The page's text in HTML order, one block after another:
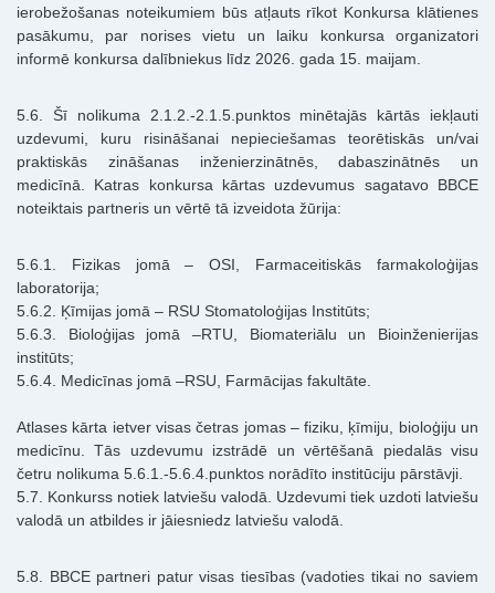
ierobežošanas noteikumiem būs atļauts rīkot Konkursa klātienes
pasākumu, par norises vietu un laiku konkursa organizatori
informē konkursa dalībniekus līdz 2026. gada 15. maijam.
5.6. Šī nolikuma 2.1.2.-2.1.5.punktos minētajās kārtās iekļauti
uzdevumi, kuru risināšanai nepieciešamas teorētiskās un/vai
praktiskās zināšanas inženierzinātnēs, dabaszinātnēs un
medicīnā. Katras konkursa kārtas uzdevumus sagatavo BBCE
noteiktais partneris un vērtē tā izveidota žūrija:
5.6.1. Fizikas jomā – OSI, Farmaceitiskās farmakoloģijas
laboratorija;
5.6.2. Ķīmijas jomā – RSU Stomatoloģijas Institūts;
5.6.3. Bioloģijas jomā –RTU, Biomateriālu un Bioinženierijas
institūts;
5.6.4. Medicīnas jomā –RSU, Farmācijas fakultāte.
Atlases kārta ietver visas četras jomas – fiziku, ķīmiju, bioloģiju un
medicīnu. Tās uzdevumu izstrādē un vērtēšanā piedalās visu
četru nolikuma 5.6.1.-5.6.4.punktos norādīto institūciju pārstāvji.
5.7. Konkurss notiek latviešu valodā. Uzdevumi tiek uzdoti latviešu
valodā un atbildes ir jāiesniedz latviešu valodā.
5.8. BBCE partneri patur visas tiesības (vadoties tikai no saviem